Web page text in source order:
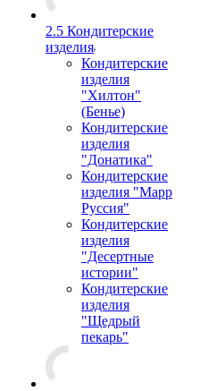
2.5 Кондитерские
изделия
Кондитерские
изделия
"Хилтон"
(Бенье)
Кондитерские
изделия
"Донатика"
Кондитерские
изделия "Марр
Руссия"
Кондитерские
изделия
"Десертные
истории"
Кондитерские
изделия
"Щедрый
пекарь"